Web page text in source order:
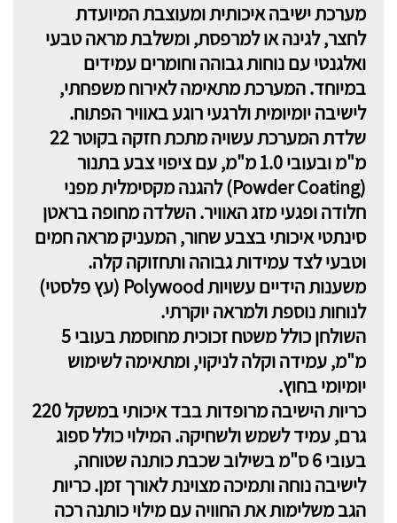
מערכת ישיבה איכותית ומעוצבת המיועדת
לחצר, לגינה או למרפסת, ומשלבת מראה טבעי
ואלגנטי עם נוחות גבוהה וחומרים עמידים
במיוחד. המערכת מתאימה לאירוח משפחתי,
לישיבה יומיומית ולרגעי רוגע באוויר הפתוח.
שלדת המערכת עשויה מתכת חזקה בקוטר 22
מ"מ ובעובי 1.0 מ"מ, עם ציפוי צבע בתנור
(Powder Coating) להגנה מקסימלית מפני
חלודה ופגעי מזג האוויר. השלדה מחופה בראטן
סינתטי איכותי בצבע שחור, המעניק מראה חמים
וטבעי לצד עמידות גבוהה ותחזוקה קלה.
משענות הידיים עשויות Polywood (עץ פלסטי)
לנוחות נוספת ולמראה יוקרתי.
השולחן כולל משטח זכוכית מחוסמת בעובי 5
מ"מ, עמידה וקלה לניקוי, ומתאימה לשימוש
יומיומי בחוץ.
כריות הישיבה מרופדות בבד איכותי במשקל 220
גרם, עמיד לשמש ולשחיקה. המילוי כולל ספוג
בעובי 6 ס"מ בשילוב שכבת כותנה שטוחה,
לישיבה נוחה ותמיכה מצוינת לאורך זמן. כריות
הגב משלימות את החוויה עם מילוי כותנה רכה